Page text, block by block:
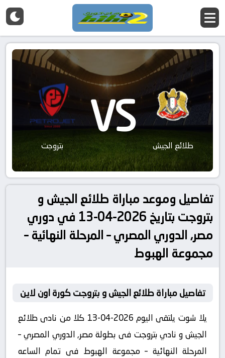
طلائع الجيش VS بتروجت
تفاصيل وموعد مباراة طلائع الجيش و
بتروجت بتاريخ 2026-04-13 في دوري
مصر, الدوري المصري – المرحلة النهائية –
مجموعة الهبوط
تفاصيل مباراة طلائع الجيش و بتروجت كورة اون لاين
يلا شوت يلتقى اليوم 2026-04-13 كلا من نادى طلائع
الجيش و نادي بتروجت فى بطولة مصر, الدوري المصري –
المرحلة النهائية – مجموعة الهبوط فى تمام الساعه